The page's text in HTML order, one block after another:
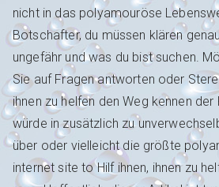
nicht in das polyamouröse
Botschafter, du müssen klären
ungefähr und was du bist suchen.
Sie auf Fragen antworten oder
ihnen zu helfen den Weg kennen der
würde in zusätzlich zu
über oder vielleicht die größte
internet site to Hilf ihnen, ihnen zu